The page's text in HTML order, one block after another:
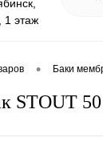
1 этаж
• Баки
STOUT